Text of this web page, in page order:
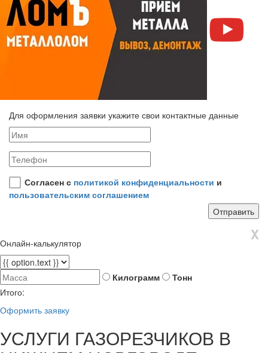
Для оформления заявки укажите свои контактные данные
Согласен с политикой конфиденциальности и
пользовательским соглашением
X
Онлайн-калькулятор
Килограмм
Тонн
Итого:
Оформить заявку
УСЛУГИ ГАЗОРЕЗЧИКОВ В